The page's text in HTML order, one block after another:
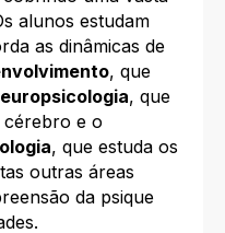
alunos estudam
as dinâmicas de
, que
, que
cérebro e o
, que estuda os
outras áreas
da psique